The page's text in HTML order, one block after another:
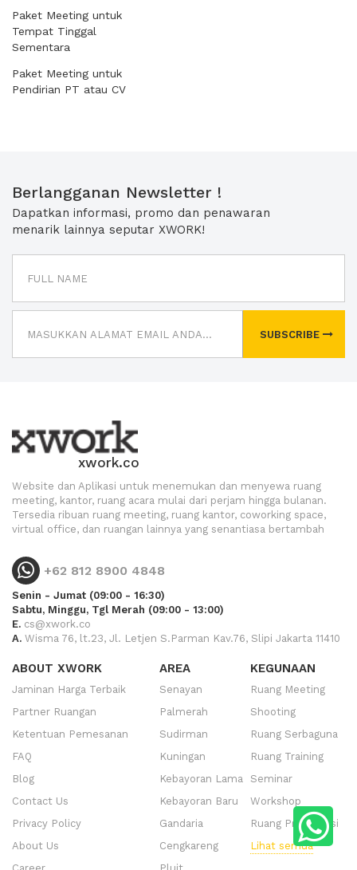
Paket Meeting untuk
Tempat Tinggal
Sementara
Paket Meeting untuk
Pendirian PT atau CV
Berlangganan Newsletter !
Dapatkan informasi, promo dan penawaran
menarik lainnya seputar XWORK!
SUBSCRIBE
xwork.co
Website dan Aplikasi untuk menemukan dan menyewa ruang
meeting, kantor, ruang acara mulai dari perjam hingga bulanan.
Tersedia ribuan ruang meeting, ruang kantor, coworking space,
virtual office, dan ruangan lainnya yang senantiasa bertambah
+62 812 8900 4848
Senin - Jumat (09:00 - 16:30)
Sabtu, Minggu, Tgl Merah (09:00 - 13:00)
E. cs@xwork.co
A. Wisma 76, lt.23, Jl. Letjen S.Parman Kav.76, Slipi Jakarta 11410
ABOUT XWORK
Jaminan Harga Terbaik
Partner Ruangan
Ketentuan Pemesanan
FAQ
Blog
Contact Us
Privacy Policy
About Us
AREA
Senayan
Palmerah
Sudirman
Kuningan
Kebayoran Lama
Kebayoran Baru
Gandaria
Cengkareng
KEGUNAAN
Ruang Meeting
Shooting
Ruang Serbaguna
Ruang Training
Seminar
Workshop
Ruang Presentasi
Lihat semua